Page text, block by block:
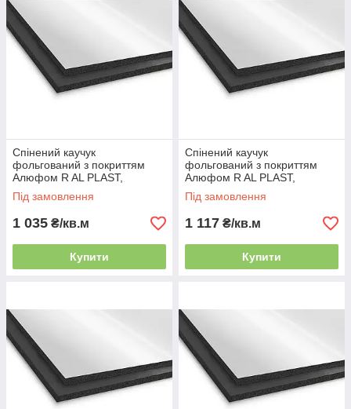
Спінений каучук
фольгований з покриттям
Алюфом R AL PLAST,
товщина 13 мм
Під замовлення
1 035 ₴/кв.м
Купити
Спінений каучук
фольгований з покриттям
Алюфом R AL PLAST,
товщина 16 мм
Під замовлення
1 117 ₴/кв.м
Купити